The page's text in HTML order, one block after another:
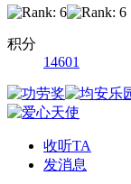
积分
14601
收听TA
发消息